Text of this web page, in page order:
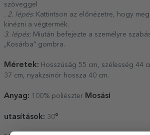
szöveggel
. 2. lépés: Kattintson az előnézetre, hogy
kinézni a végtermék.
3. lépés: Miután befejezte a személyre
„Kosárba” gombra.
Méretek: Hosszúság 55 cm, szélesség 44
37 cm, nyakzsinór hossza 40 cm.
Anyag: 100% poliészter Mosási
utasítások: 30°